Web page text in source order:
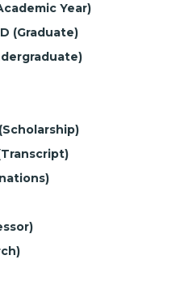
Year)
(Graduate)